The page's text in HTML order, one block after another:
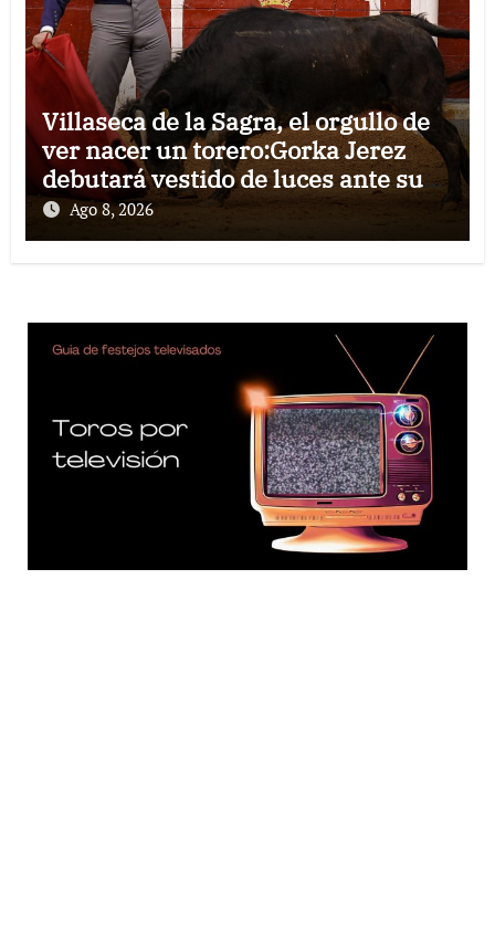
Villaseca de la Sagra, el orgullo de
ver nacer un torero:Gorka Jerez
debutará vestido de luces ante su
pueblo
Ago 8, 2026